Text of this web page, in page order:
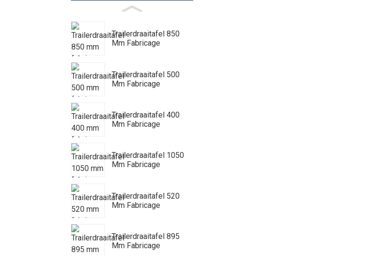
Trailerdraaitafel 850
Mm Fabricage
Trailerdraaitafel 500
Mm Fabricage
Trailerdraaitafel 400
Mm Fabricage
Trailerdraaitafel 1050
Mm Fabricage
Trailerdraaitafel 520
Mm Fabricage
Trailerdraaitafel 895
Mm Fabricage